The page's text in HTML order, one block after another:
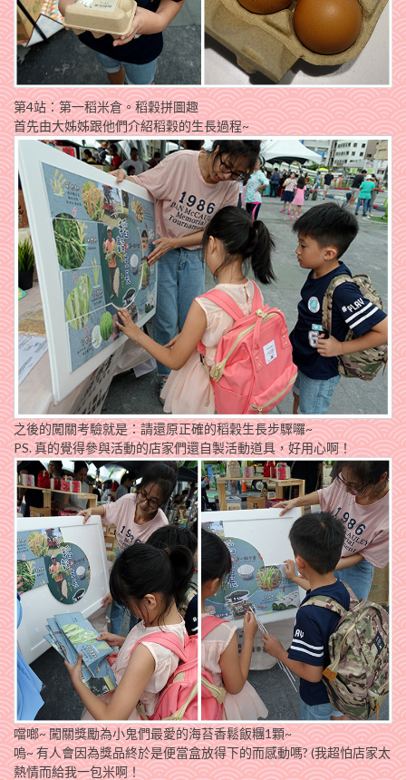
第4站：第一稻米倉。稻穀拼圖趣
首先由大姊姊跟他們介紹稻穀的生長過程~
之後的闖關考驗就是：請還原正確的稻穀生長步驟囉~
PS. 真的覺得參與活動的店家們還自製活動道具，好用心啊！
噹啷~ 闖關獎勵為小鬼們最愛的海苔香鬆飯糰1顆~
嗚~ 有人會因為獎品終於是便當盒放得下的而感動嗎? (我超怕店家太
熱情而給我一包米啊！